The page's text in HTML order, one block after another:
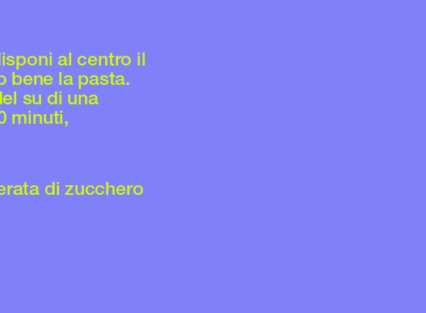
al centro il
bene la pasta.
su di una
minuti,
di zucchero